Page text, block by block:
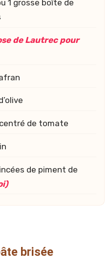
1 grosse boîte de
de Lautrec pour
de tomate
de piment de
brisée